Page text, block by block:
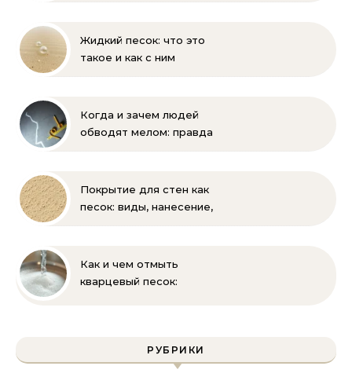
Жидкий песок: что это
такое и как с ним
Когда и зачем людей
обводят мелом: правда
Покрытие для стен как
песок: виды, нанесение,
Как и чем отмыть
кварцевый песок:
РУБРИКИ